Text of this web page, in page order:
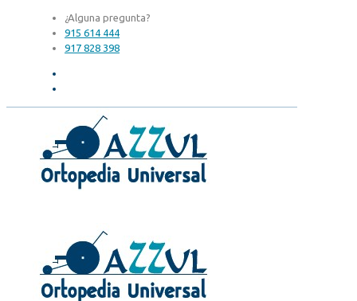
¿Alguna pregunta?
915 614 444
917 828 398